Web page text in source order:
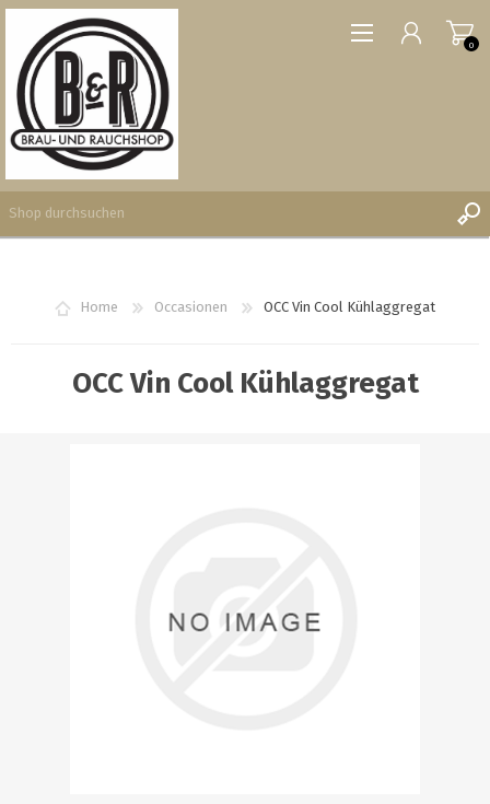
REGISTRIERUNG
0
Home Occasionen OCC Vin Cool Kühlaggregat
OCC Vin Cool Kühlaggregat